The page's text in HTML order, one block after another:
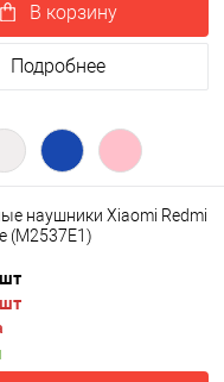
В корзину
Подробнее
наушники Xiaomi Redmi
(M2537E1)